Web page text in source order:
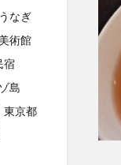
うなぎ
美術館
宿
島
東京都